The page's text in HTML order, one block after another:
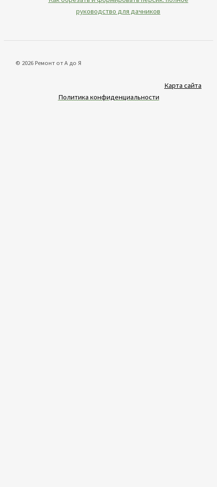
руководство для дачников
© 2026 Ремонт от А до Я
Карта сайта
Политика конфиденциальности